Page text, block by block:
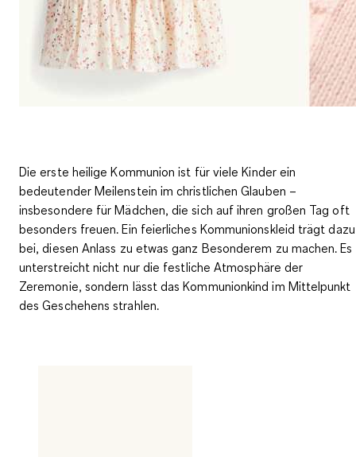
Die erste heilige Kommunion ist für viele Kinder ein
bedeutender Meilenstein im christlichen Glauben –
insbesondere für Mädchen, die sich auf ihren großen Tag oft
besonders freuen. Ein feierliches Kommunionskleid trägt dazu
bei, diesen Anlass zu etwas ganz Besonderem zu machen. Es
unterstreicht nicht nur die festliche Atmosphäre der
Zeremonie, sondern lässt das Kommunionkind im Mittelpunkt
des Geschehens strahlen.